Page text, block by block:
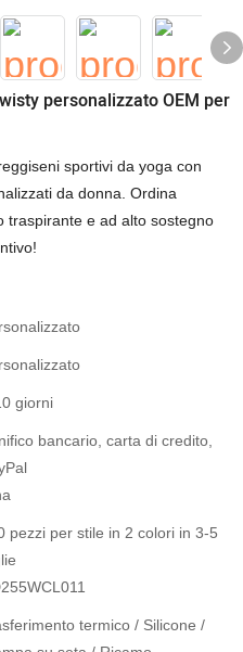
personalizzato OEM per
sportivi da yoga con
da donna. Ordina
traspirante e ad alto sostegno
giorni
bancario, carta di credito,
pezzi per stile in 2 colori in 3-5
termico / Silicone /